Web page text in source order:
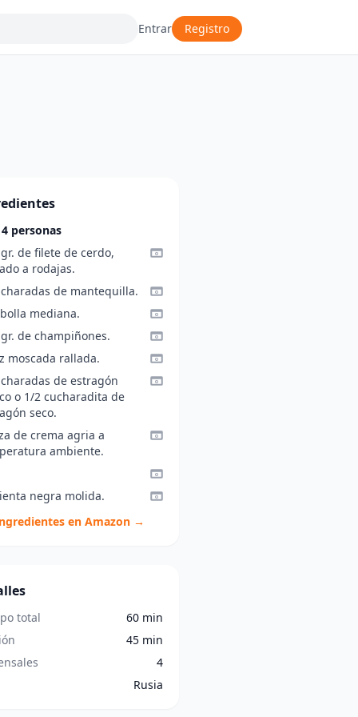
Entrar Registro
personas
de filete de cerdo,
a rodajas.
de mantequilla.
mediana.
de champiñones.
moscada rallada.
de estragón
o 1/2 cucharadita de
seco.
de crema agria a
ambiente.
negra molida.
en Amazon →
total
60 min
45 min
4
Rusia